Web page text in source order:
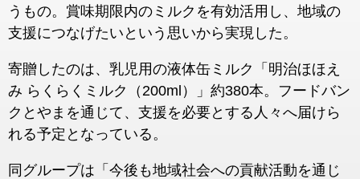
うもの。賞味期限内のミルクを有効活用し、地域の
支援につなげたいという思いから実現した。
寄贈したのは、乳児用の液体缶ミルク「明治ほほえ
み らくらくミルク（200ml）」約380本。フードバン
クとやまを通じて、支援を必要とする人々へ届けら
れる予定となっている。
同グループは「今後も地域社会への貢献活動を通じ